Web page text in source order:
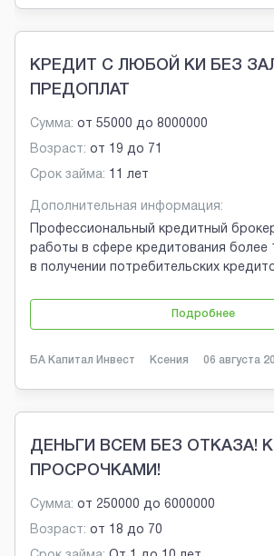
КРЕДИТ С ЛЮБОЙ КИ БЕЗ
ПРЕДОПЛАТ
Сумма: от 55000 до 8000000
Возраст: от 19 до 71
Срок займа: 11 лет
Дополнительная информация:
Профессиональный кредитный
работы в сфере кредитования более
в получении потребительских
Подробнее
БА Капитал Инвест Ксения 06 августа
ДЕНЬГИ ВСЕМ БЕЗ ОТКАЗА!
ПРОСРОЧКАМИ!
Сумма: от 250000 до 6000000
Возраст: от 18 до 70